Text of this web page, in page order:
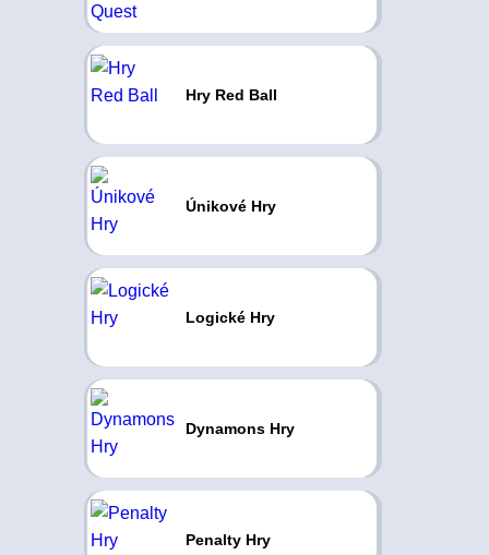
Hry Red Ball
Únikové Hry
Logické Hry
Dynamons Hry
Penalty Hry